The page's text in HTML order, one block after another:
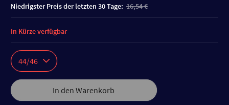
niedrigster Preis der letzten 30 Tage: 16,54 €
44/46
In den Warenkorb
In Kürze verfügbar